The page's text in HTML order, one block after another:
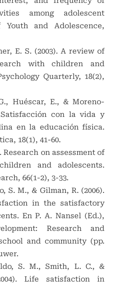
among adolescent
and Adolescence,
E. S. (2003). A review of
with children and
Quarterly, 18(2),
Huéscar, E., & Moreno-
con la vida y
en la educación física.
18(1), 41-60.
Research on assessment of
and adolescents.
66(1-2), 3-33.
S. M., & Gilman, R. (2006).
in the satisfactory
En P. A. Nansel (Ed.),
Research and
and community (pp.
S. M., Smith, L. C., &
Life satisfaction in